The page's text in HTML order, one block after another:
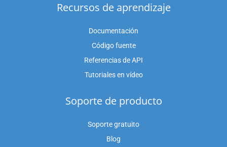
Recursos de aprendizaje
Documentación
Código fuente
Referencias de API
Tutoriales en vídeo
Soporte de producto
Soporte gratuito
Blog